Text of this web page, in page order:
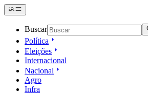
Buscar
Política
Eleições
Internacional
Nacional
Agro
Infra